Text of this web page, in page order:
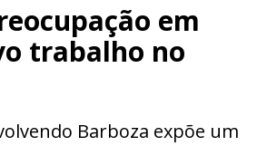
em
trabalho no
Barboza expõe um